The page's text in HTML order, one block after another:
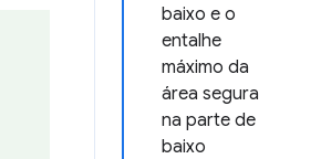
baixo e o
entalhe
máximo da
área segura
na parte de
baixo